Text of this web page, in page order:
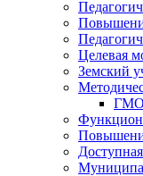
Целевая
Земский
ГМО